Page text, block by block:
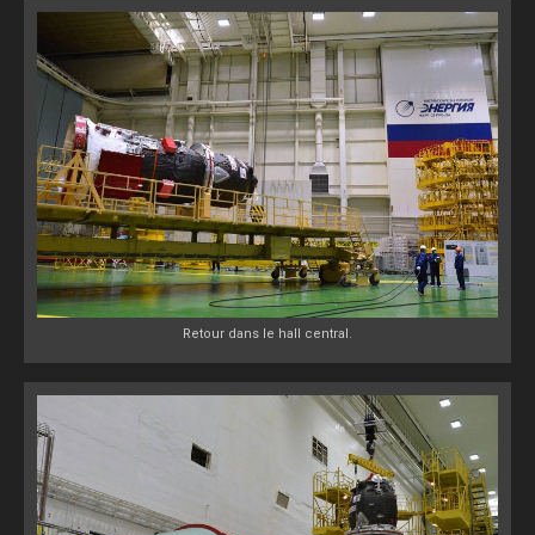
Retour dans le hall central.